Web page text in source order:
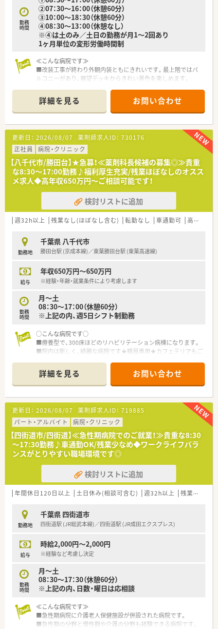
勤務
時間
②07：30～16：00（休憩60分）
③10：00～18：30（休憩60分）
④08：30～13：00（休憩なし）
※④は土のみ／土日の勤務が月1～2回あり
1ヶ月単位の変形労働時間制
≪こんな病院です≫
■改装工事が終わり外観内装ともにきれいです。最上階ではバ
ルコニーがあり、展望デッキからきれい景色を楽しめます。
■20代～40代の方が多く活躍している職場です。
≪業務内容≫
■入院患者様の調剤、監査、服薬指導 ※外来は院外処方
■注射調整（抗がん剤、ＴＰＮあり）
■病棟業務（各病棟に専任薬剤師を配置）
■医薬品管理、医薬品情報管理
■周術期薬剤管理業務
■外来化学療法
■チーム医療への参画
詳細を見る お問い合わせ
更新日： 2026/08/07 薬剤師求人ID： 730176
正社員
病院・クリニック
【八千代市/勝田台】★急募！≪薬剤科長候補の募集◎≫貴重
な8:30～17:00勤務♪福利厚生充実/残業ほぼなしのオスス
メ求人◆高年収650万円～ご相談可能です！
検討リストに追加
週32h以上 残業なし(ほぼなし含む) 転勤なし 車通勤可 高給与(600万円以上)
勤務地
千葉県 八千代市
勝田台駅 (京成本線)／東葉勝田台駅 (東葉高速線)
給与
年収650万円～650万円
※経験・年齢・就業条件により考慮します
勤務
時間
月～土
08：30～17：00（休憩60分）
※上記の内、週5日シフト制勤務
○こんな病院です○
■療養型で、300床ほどのリハビリテーション病棟になります。
■院内は新しく、綺麗な病院です★職員専用★カフェテリアもご
詳細を見る お問い合わせ
更新日： 2026/08/07 薬剤師求人ID： 719885
パート・アルバイト
病院・クリニック
【四街道市/四街道】≪急性期病院でのご就業！≫貴重な8:30
～17:30勤務♪車通勤OK/残業少なめ◆ワークライフバラ
ンスがとりやすい職場環境です◎
検討リストに追加
年間休日120日以上 土日休み(相談可含む) 週32h以上 残業なし(ほぼなし含む)
勤務地
千葉県 四街道市
四街道駅 (JR総武本線)／四街道駅 (JR成田エクスプレス)
給与
時給2,000円～2,000円
※経験など考慮し決定
勤務
時間
月～土
08：30～17：30（休憩60分）
※上記の内、日数・曜日は応相談
≪こんな病院です≫
■急性期病院に介護老人保健施設が併設された病院です。
■急性期の分野と慢性期や介護の分野も経験できる病院です。